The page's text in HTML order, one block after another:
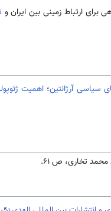
برای ارتباط زمینی بین ایران و
سیاسی آرژانتین؛ اهمیت
تخاری، ص 61.